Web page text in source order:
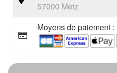
57000 Metz
Moyens de paiement :